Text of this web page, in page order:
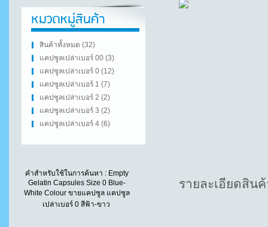
สินค้าทั้งหมด (32)
แคปซูลเปล่าเบอร์ 00 (3)
แคปซูลเปล่าเบอร์ 0 (12)
แคปซูลเปล่าเบอร์ 1 (7)
แคปซูลเปล่าเบอร์ 2 (2)
แคปซูลเปล่าเบอร์ 3 (2)
แคปซูลเปล่าเบอร์ 4 (6)
คำสำหรับใช้ในการค้นหา : Empty
Gelatin Capsules Size 0 Blue-
White Colour ขายแคปซูล แคปซูล
เปล่าเบอร์ 0 สีฟ้า-ขาว
รายละเอียดสิน